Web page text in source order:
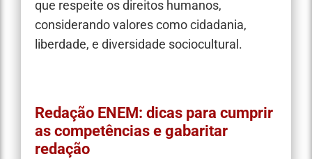
que respeite os direitos humanos,
considerando valores como cidadania,
liberdade, e diversidade sociocultural.
Redação ENEM: dicas para cumprir
as competências e gabaritar
redação